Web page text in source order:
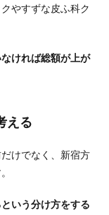
やすずな皮ふ科ク
ければ総額が上が
える
けでなく、新宿方
いう分け方をする